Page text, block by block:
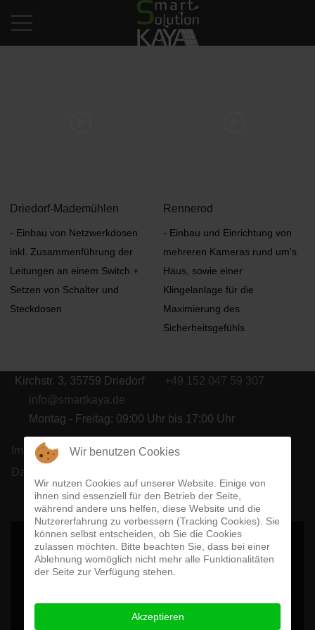
Mobile Menu Toggle
Driedorf-Mademühlen
- Einbau von Netzwerkdosen
inkl. Zusammenführung der
Leitungen an einem Switch +
Setzen von Schalter und
Steckdosen
Rennerod
- Einbau und Einrichtung von
mehreren Kameras rund um's
Haus, sowie einer
Klingelanlage für die
Maximierung des
Sicherheitsgefühls
Kirchstr. 3, 35759 Driedorf
+49 152 047 59 307
info@smartkaya.de
Montag - Freitag: 09:00 Uhr bis 17:00 Uhr
Impressum
Datenschutz
© Smart Solution Kaya 2026
Das sagen unsere Kunden:
Gero Gratz
vor 1 Monat
Absolut empfehlenswertes Unternehmen!
Wir benutzen Cookies
Wir nutzen Cookies auf unserer Website. Einige von
ihnen sind essenziell für den Betrieb der Seite,
während andere uns helfen, diese Website und die
Nutzererfahrung zu verbessern (Tracking Cookies). Sie
können selbst entscheiden, ob Sie die Cookies
zulassen möchten. Bitte beachten Sie, dass bei einer
Ablehnung womöglich nicht mehr alle Funktionalitäten
der Seite zur Verfügung stehen.
Akzeptieren